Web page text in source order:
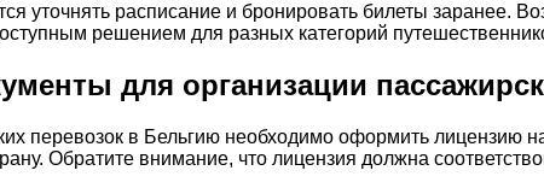
уточнять расписание и бронировать билеты заранее.
решением для разных категорий
для организации
перевозок в Бельгию необходимо оформить
Обратите внимание, что лицензия должна